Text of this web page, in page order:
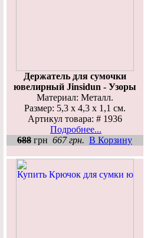
Держатель для сумочки
ювелирный Jinsidun - Узоры
Материал: Металл.
Размер: 5,3 x 4,3 x 1,1 см.
Артикул товара: # 1936
Подробнее...
688 грн 667 грн. В Корзину